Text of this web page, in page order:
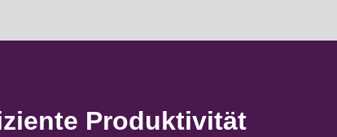
Produktivität